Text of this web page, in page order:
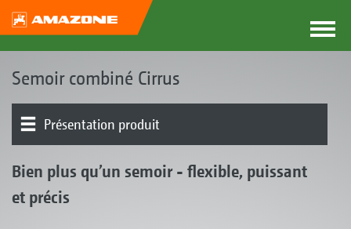
Semoir combiné Cirrus
Présentation produit
Bien plus qu’un semoir - flexible, puissant
et précis